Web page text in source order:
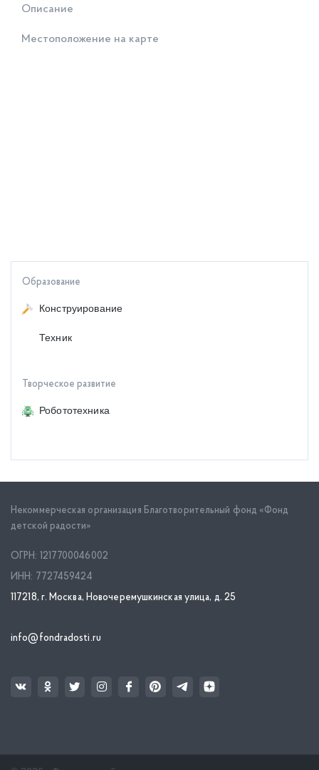
Описание
Местоположение на карте
Образование
Конструирование
Техник
Творческое развитие
Робототехника
Некоммерческая организация Благотворительный фонд «Фонд
детской радости»
ОГРН: 1217700046002
ИНН: 7727459424
117218, г. Москва, Новочеремушкинская улица, д. 25
info@fondradosti.ru